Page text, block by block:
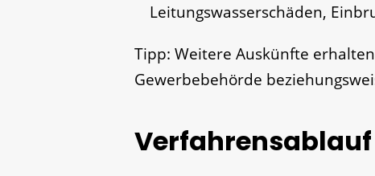
Leitungswasserschäden,
Tipp: Weitere Auskünfte
Gewerbebehörde
Verfahrensablauf